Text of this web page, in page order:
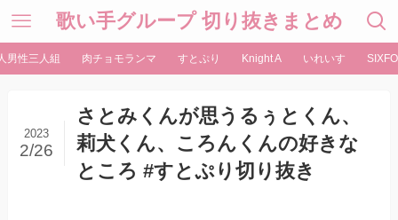
歌い手グループ 切り抜きまとめ
男性三人組 肉チョモランマ すとぷり Knight A いれいす
さとみくんが思うるぅとくん、
莉犬くん、ころんくんの好きな
ところ #すとぷり切り抜き
2023
2/26